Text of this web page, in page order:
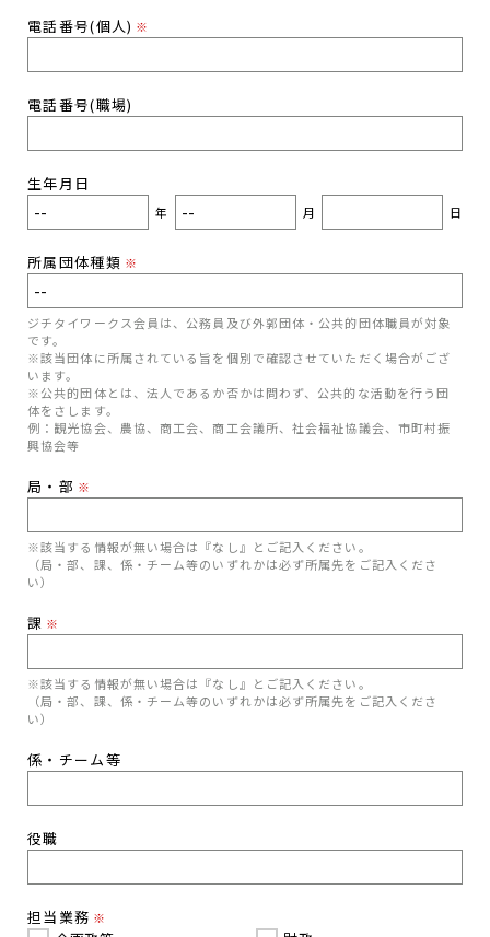
電話番号(個人) ※
電話番号(職場)
生年月日
年 月 日
所属団体種類 ※
ジチタイワークス会員は、公務員及び外郭団体・公共的団体職員が対象
です。
※該当団体に所属されている旨を個別で確認させていただく場合がござ
います。
※公共的団体とは、法人であるか否かは問わず、公共的な活動を行う団
体をさします。
例：観光協会、農協、商工会、商工会議所、社会福祉協議会、市町村振
興協会等
局・部 ※
※該当する情報が無い場合は『なし』とご記入ください。
（局・部、課、係・チーム等のいずれかは必ず所属先をご記入くださ
い）
課 ※
※該当する情報が無い場合は『なし』とご記入ください。
（局・部、課、係・チーム等のいずれかは必ず所属先をご記入くださ
い）
係・チーム等
役職
担当業務 ※